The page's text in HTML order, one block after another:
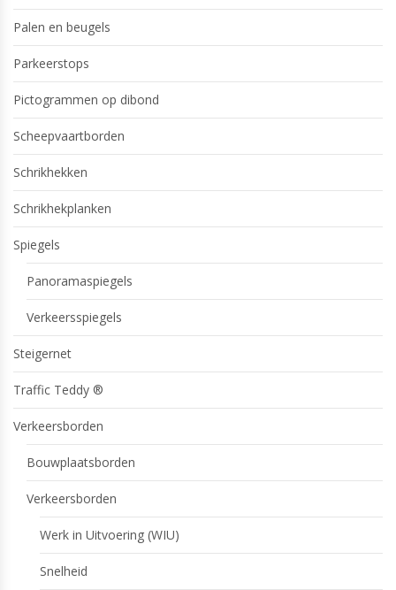
Palen en beugels
Parkeerstops
Pictogrammen op dibond
Scheepvaartborden
Schrikhekken
Schrikhekplanken
Spiegels
Panoramaspiegels
Verkeersspiegels
Steigernet
Traffic Teddy ®
Verkeersborden
Bouwplaatsborden
Verkeersborden
Werk in Uitvoering (WIU)
Snelheid